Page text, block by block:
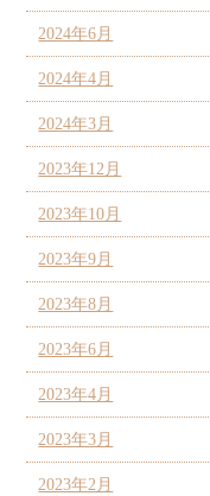
2024年6月
2024年4月
2024年3月
2023年12月
2023年10月
2023年9月
2023年8月
2023年6月
2023年4月
2023年3月
2023年2月